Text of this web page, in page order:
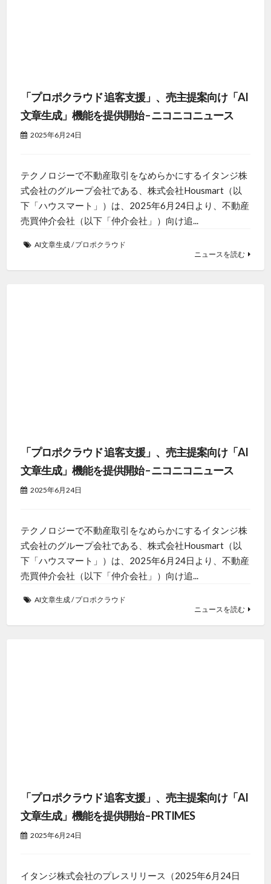
文章生成」機能を提供開始 – ニコニコニュース
式会社のグループ会社である、株式会社Housmart（以
下「ハウスマート」）は、2025年6月24日より、不動産
売買仲介会社（以下「仲介会社」）向け追...
文章生成」機能を提供開始 – ニコニコニュース
式会社のグループ会社である、株式会社Housmart（以
下「ハウスマート」）は、2025年6月24日より、不動産
売買仲介会社（以下「仲介会社」）向け追...
「プロポクラウド 追客支援」、売主提案向け「AI
文章生成」機能を提供開始 – PR TIMES
2025年6月24日
イタンジ株式会社のプレスリリース（2025年6月24日